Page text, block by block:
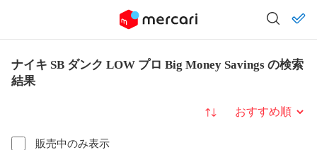
ナイキ SB ダンク LOW プロ Big Money Savings の検索
結果
販売中のみ表示
並び替え